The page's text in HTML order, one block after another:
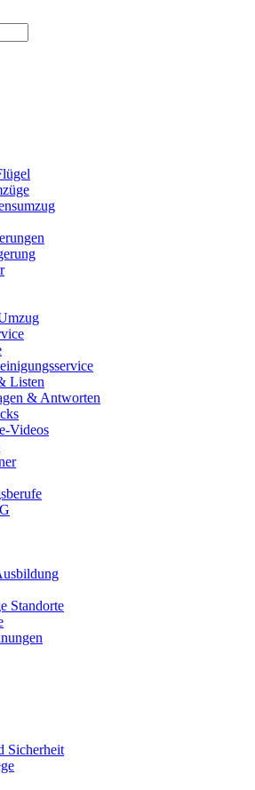
Listen
& Antworten
Videos
Standorte
Sicherheit